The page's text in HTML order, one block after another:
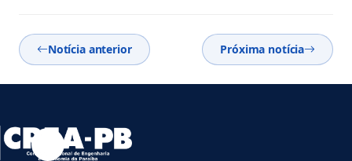
Notícia anterior Próxima notícia